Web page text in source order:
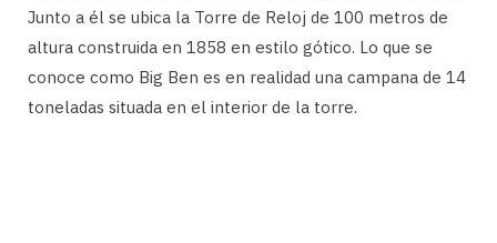
Junto a él se ubica la Torre de Reloj de 100 metros de
altura construida en 1858 en estilo gótico. Lo que se
conoce como Big Ben es en realidad una campana de 14
toneladas situada en el interior de la torre.